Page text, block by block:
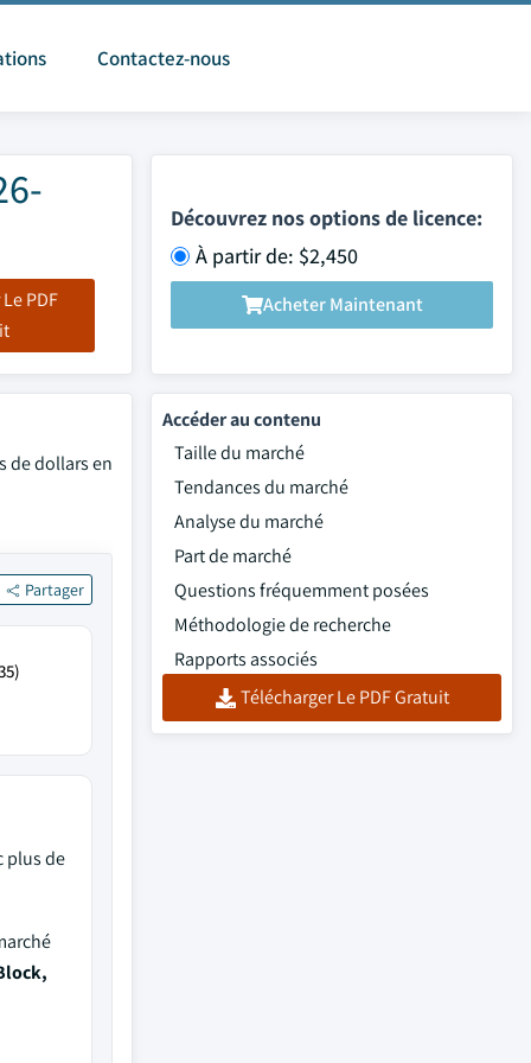
Contactez-nous
PDF
Découvrez nos options de licence:
À partir de: $2,450
Acheter Maintenant
de dollars en
Partager
plus de
Accéder au contenu
Taille du marché
Tendances du marché
Analyse du marché
Part de marché
Questions fréquemment posées
Méthodologie de recherche
Rapports associés
Télécharger Le PDF Gratuit